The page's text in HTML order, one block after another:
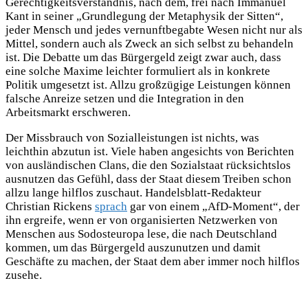
Kant in seiner „Grundlegung der Metaphysik der Sitten“,
jeder Mensch und jedes vernunftbegabte Wesen nicht nur als
Mittel, sondern auch als Zweck an sich selbst zu behandeln
ist. Die Debatte um das Bürgergeld zeigt zwar auch, dass
eine solche Maxime leichter formuliert als in konkrete
Politik umgesetzt ist. Allzu großzügige Leistungen können
falsche Anreize setzen und die Integration in den
Arbeitsmarkt erschweren.
Der Missbrauch von Sozialleistungen ist nichts, was
leichthin abzutun ist. Viele haben angesichts von Berichten
von ausländischen Clans, die den Sozialstaat rücksichtslos
ausnutzen das Gefühl, dass der Staat diesem Treiben schon
allzu lange hilflos zuschaut. Handelsblatt-Redakteur
Christian Rickens sprach gar von einem „AfD-Moment“, der
ihn ergreife, wenn er von organisierten Netzwerken von
Menschen aus Sodosteuropa lese, die nach Deutschland
kommen, um das Bürgergeld auszunutzen und damit
Geschäfte zu machen, der Staat dem aber immer noch hilflos
zusehe.